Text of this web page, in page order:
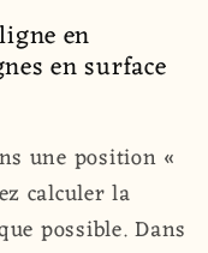
en
en surface
une position «
calculer la
possible. Dans